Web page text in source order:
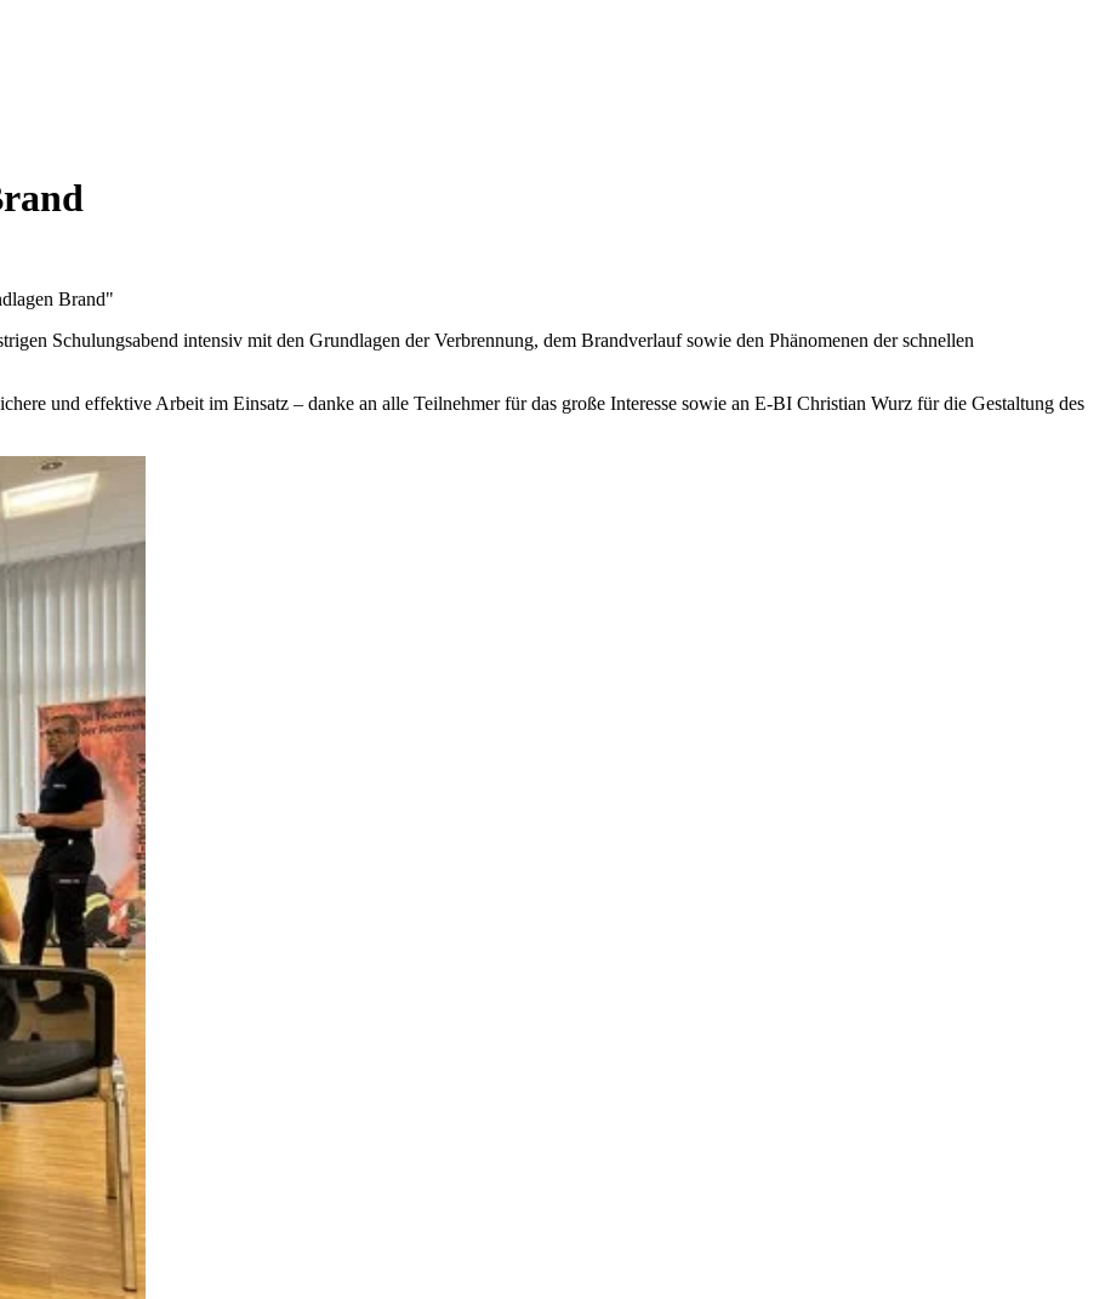
Brand"
Schulungsabend intensiv mit den Grundlagen der Verbrennung, dem Brandverlauf sowie den Phänomenen der schnellen
und effektive Arbeit im Einsatz – danke an alle Teilnehmer für das große Interesse sowie an E-BI Christian Wurz für die Gestaltung des